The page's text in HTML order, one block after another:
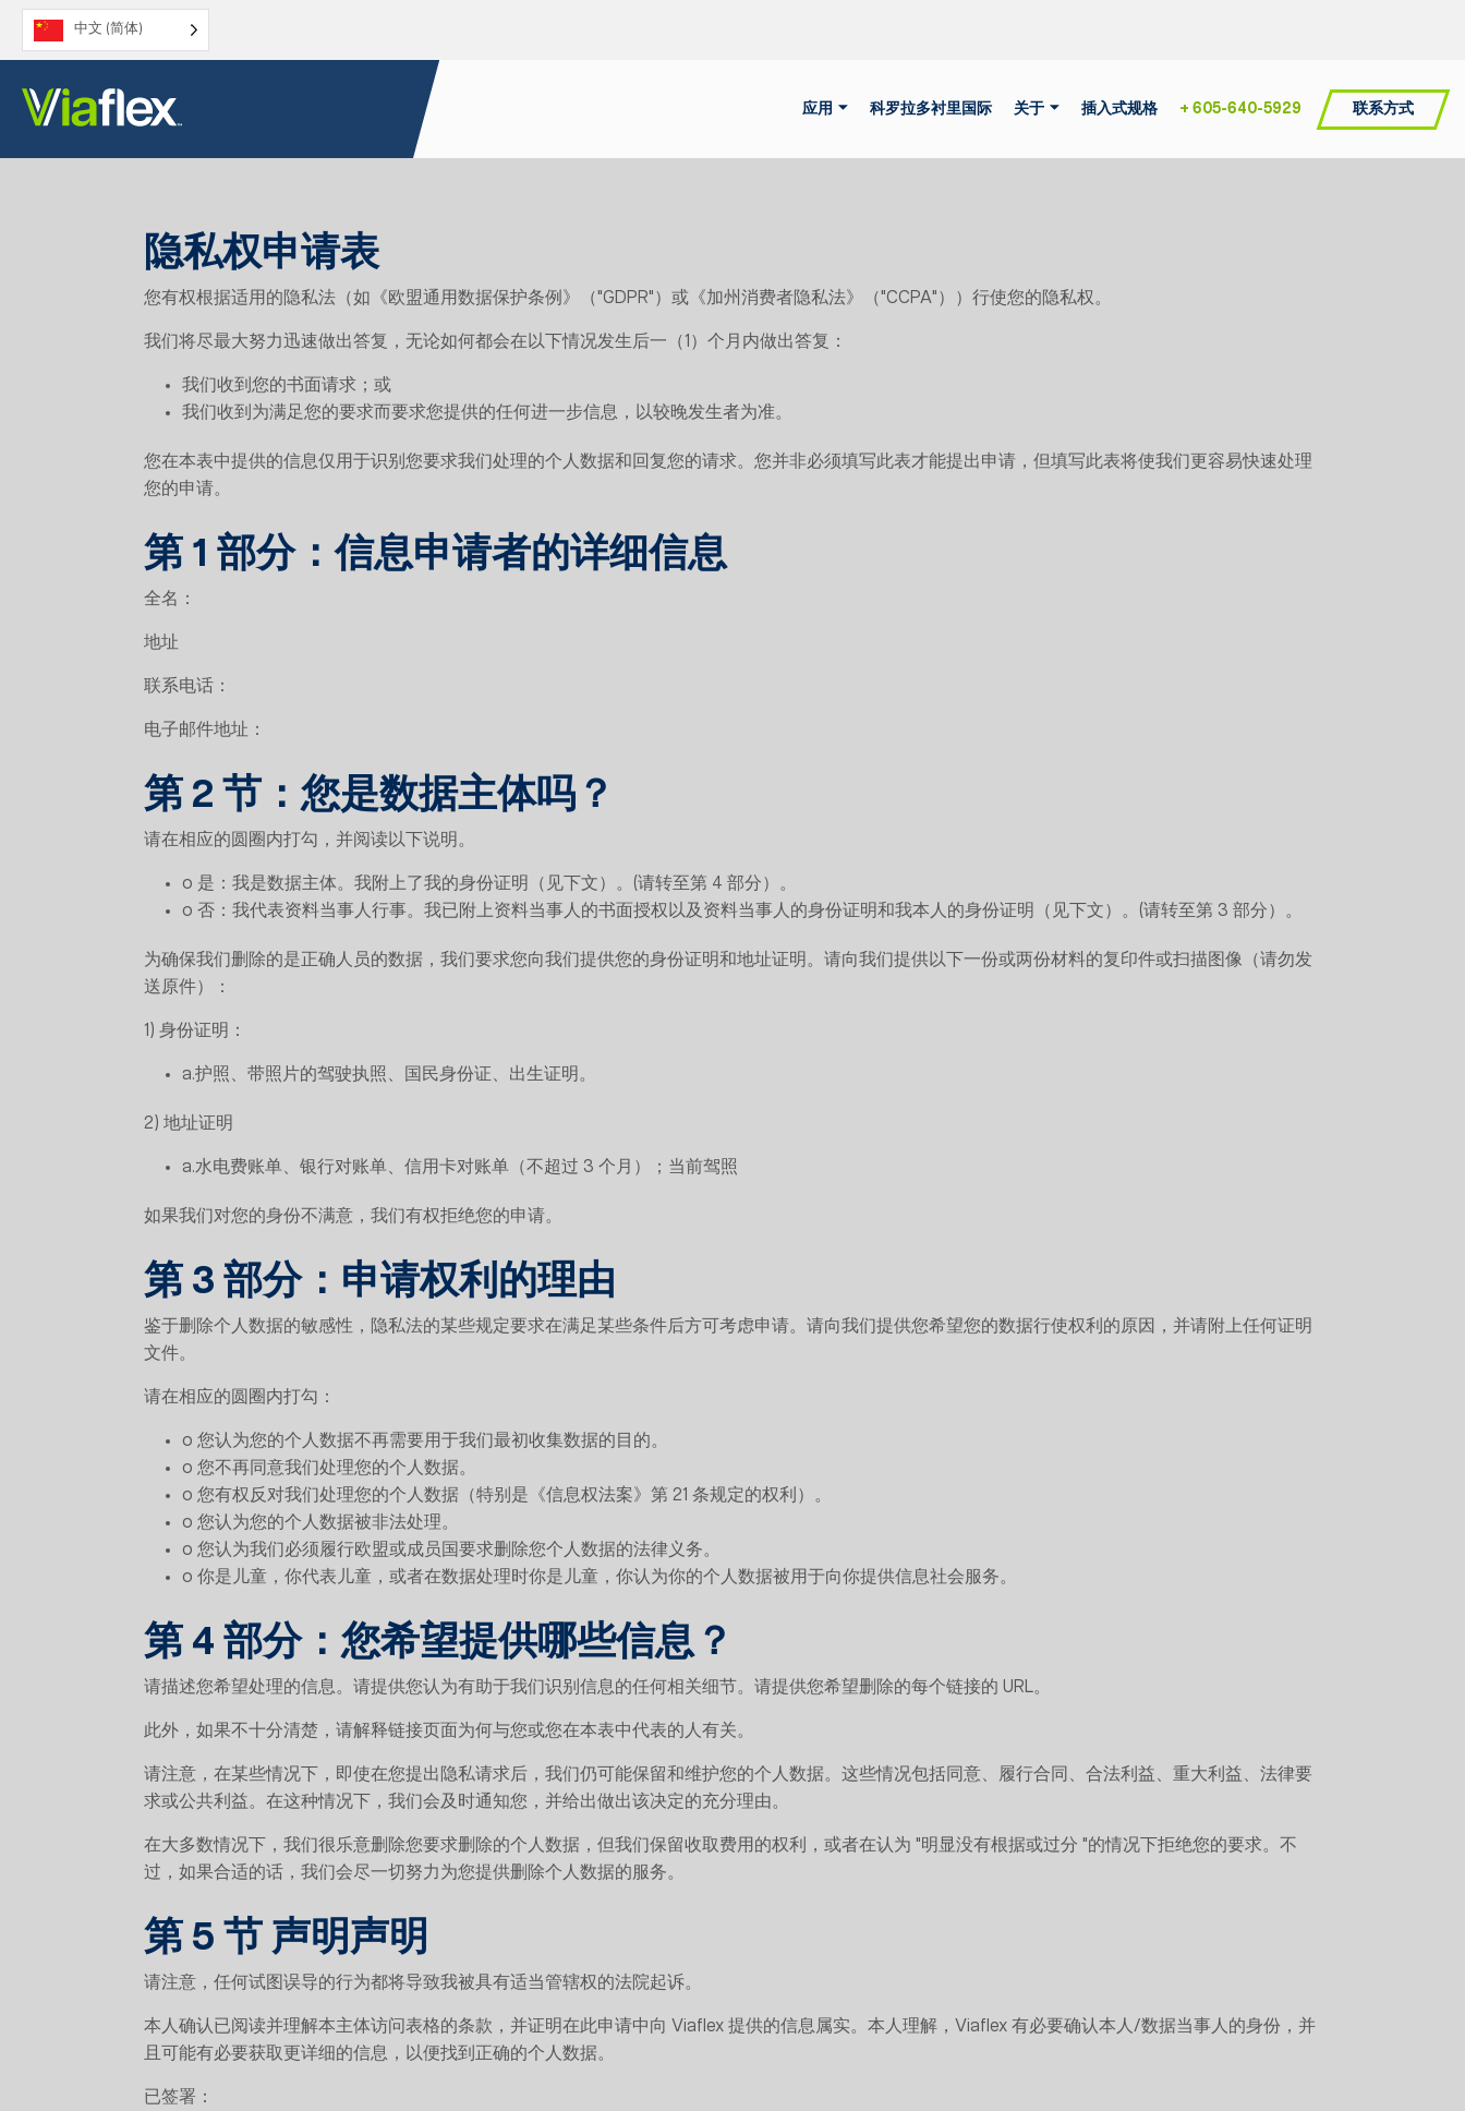
中文 (简体)
应用 科罗拉多衬里国际 关于 插入式规格 + 605-640-5929 联系方式
隐私权申请表
您有权根据适用的隐私法（如《欧盟通用数据保护条例》（"GDPR"）或《加州消费者隐私法》（"CCPA"））行使您的隐私权。
我们将尽最大努力迅速做出答复，无论如何都会在以下情况发生后一（1）个月内做出答复：
我们收到您的书面请求；或
我们收到为满足您的要求而要求您提供的任何进一步信息，以较晚发生者为准。
您在本表中提供的信息仅用于识别您要求我们处理的个人数据和回复您的请求。您并非必须填写此表才能提出申请，但填写此表将使我们更容易快速处理
您的申请。
第 1 部分：信息申请者的详细信息
全名：
地址
联系电话：
电子邮件地址：
第 2 节：您是数据主体吗？
请在相应的圆圈内打勾，并阅读以下说明。
o 是：我是数据主体。我附上了我的身份证明（见下文）。(请转至第 4 部分）。
o 否：我代表资料当事人行事。我已附上资料当事人的书面授权以及资料当事人的身份证明和我本人的身份证明（见下文）。(请转至第 3 部分）。
为确保我们删除的是正确人员的数据，我们要求您向我们提供您的身份证明和地址证明。请向我们提供以下一份或两份材料的复印件或扫描图像（请勿发
送原件）：
1) 身份证明：
a.护照、带照片的驾驶执照、国民身份证、出生证明。
2) 地址证明
a.水电费账单、银行对账单、信用卡对账单（不超过 3 个月）；当前驾照
如果我们对您的身份不满意，我们有权拒绝您的申请。
第 3 部分：申请权利的理由
鉴于删除个人数据的敏感性，隐私法的某些规定要求在满足某些条件后方可考虑申请。请向我们提供您希望您的数据行使权利的原因，并请附上任何证明
文件。
请在相应的圆圈内打勾：
o 您认为您的个人数据不再需要用于我们最初收集数据的目的。
o 您不再同意我们处理您的个人数据。
o 您有权反对我们处理您的个人数据（特别是《信息权法案》第 21 条规定的权利）。
o 您认为您的个人数据被非法处理。
o 您认为我们必须履行欧盟或成员国要求删除您个人数据的法律义务。
o 你是儿童，你代表儿童，或者在数据处理时你是儿童，你认为你的个人数据被用于向你提供信息社会服务。
第 4 部分：您希望提供哪些信息？
请描述您希望处理的信息。请提供您认为有助于我们识别信息的任何相关细节。请提供您希望删除的每个链接的 URL。
此外，如果不十分清楚，请解释链接页面为何与您或您在本表中代表的人有关。
请注意，在某些情况下，即使在您提出隐私请求后，我们仍可能保留和维护您的个人数据。这些情况包括同意、履行合同、合法利益、重大利益、法律要
求或公共利益。在这种情况下，我们会及时通知您，并给出做出该决定的充分理由。
在大多数情况下，我们很乐意删除您要求删除的个人数据，但我们保留收取费用的权利，或者在认为 "明显没有根据或过分 "的情况下拒绝您的要求。不
过，如果合适的话，我们会尽一切努力为您提供删除个人数据的服务。
第 5 节 声明声明
请注意，任何试图误导的行为都将导致我被具有适当管辖权的法院起诉。
本人确认已阅读并理解本主体访问表格的条款，并证明在此申请中向 Viaflex 提供的信息属实。本人理解，Viaflex 有必要确认本人/数据当事人的身份，并
且可能有必要获取更详细的信息，以便找到正确的个人数据。
已签署：